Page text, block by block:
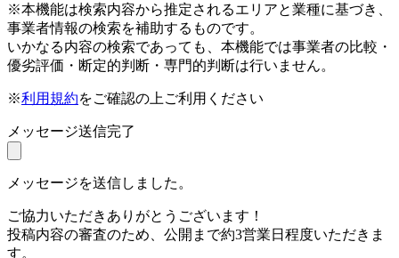
※本機能は検索内容から推定されるエリアと業種に基づき、
事業者情報の検索を補助するものです。
いかなる内容の検索であっても、本機能では事業者の比較・
優劣評価・断定的判断・専門的判断は行いません。
※利用規約をご確認の上ご利用ください
メッセージ送信完了
メッセージを送信しました。
ご協力いただきありがとうございます！
投稿内容の審査のため、公開まで約3営業日程度いただきま
す。